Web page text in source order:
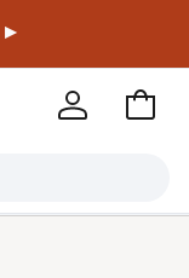
▸
Ir